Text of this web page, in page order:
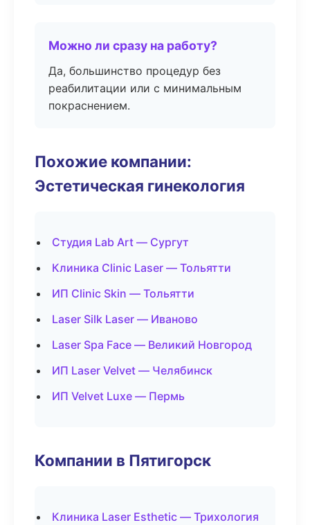
Можно ли сразу на работу?
Да, большинство процедур без
реабилитации или с минимальным
покраснением.
Похожие компании:
Эстетическая гинекология
Студия Lab Art — Сургут
Клиника Clinic Laser — Тольятти
ИП Clinic Skin — Тольятти
Laser Silk Laser — Иваново
Laser Spa Face — Великий Новгород
ИП Laser Velvet — Челябинск
ИП Velvet Luxe — Пермь
Компании в Пятигорск
Клиника Laser Esthetic — Трихология